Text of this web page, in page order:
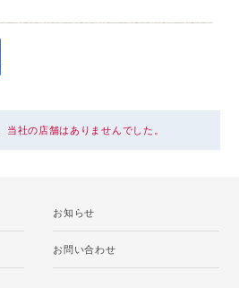
当社の店舗はありませんでした。
お知らせ
お問い合わせ